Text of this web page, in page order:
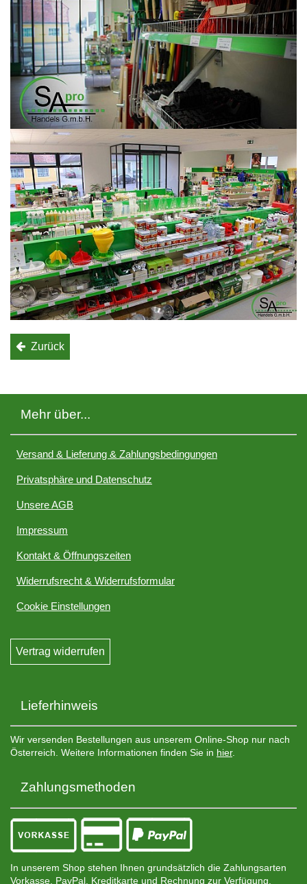
Zurück
Mehr über...
Versand & Lieferung & Zahlungsbedingungen
Privatsphäre und Datenschutz
Unsere AGB
Impressum
Kontakt & Öffnungszeiten
Widerrufsrecht & Widerrufsformular
Cookie Einstellungen
Vertrag widerrufen
Lieferhinweis
Wir versenden Bestellungen aus unserem Online-Shop nur nach
Österreich. Weitere Informationen finden Sie in hier.
Zahlungsmethoden
In unserem Shop stehen Ihnen grundsätzlich die Zahlungsarten
Vorkasse, PayPal, Kreditkarte und Rechnung zur Verfügung.